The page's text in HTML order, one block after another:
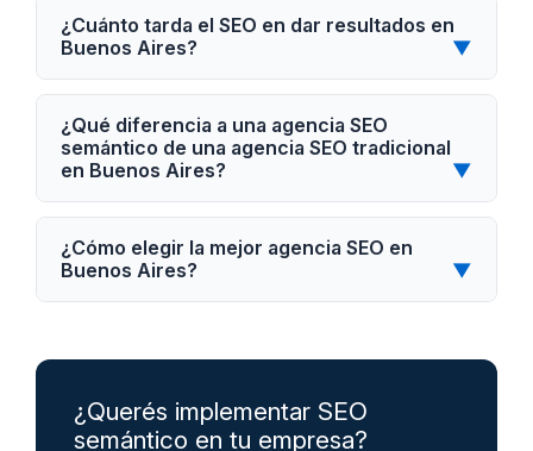
¿Cuánto tarda el SEO en dar resultados en
Buenos Aires?
▼
¿Qué diferencia a una agencia SEO
semántico de una agencia SEO tradicional
en Buenos Aires?
▼
¿Cómo elegir la mejor agencia SEO en
Buenos Aires?
▼
¿Querés implementar SEO
semántico en tu empresa?